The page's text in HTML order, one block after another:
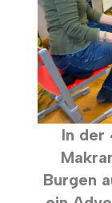
In der
Burgen